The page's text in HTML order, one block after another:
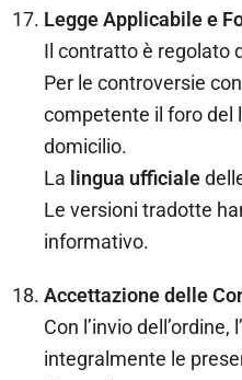
Legge Applicabile e
Il contratto è regolato
Per le controversie
competente il foro del
domicilio.
La lingua ufficiale
Le versioni tradotte
informativo.
Accettazione delle
Con l’invio dell’ordine,
integralmente le